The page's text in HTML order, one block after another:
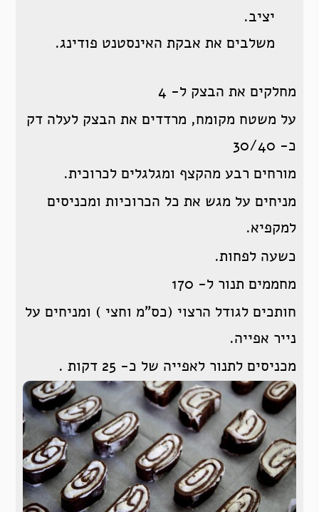
יציב.
משלבים את אבקת האינסטנט פודינג.
מחלקים את הבצק ל- 4
על משטח מקומח, מרדדים את הבצק לעלה דק
כ- 30/40
מורחים רבע מהקצף ומגלגלים לכרוכית.
מניחים על מגש את כל הכרוכיות ומכניסים
למקפיא.
כשעה לפחות.
מחממים תנור ל- 170
חותכים לגודל הרצוי (כס”מ וחצי ) ומניחים על
נייר אפייה.
מכניסים לתנור לאפייה של כ- 25 דקות .